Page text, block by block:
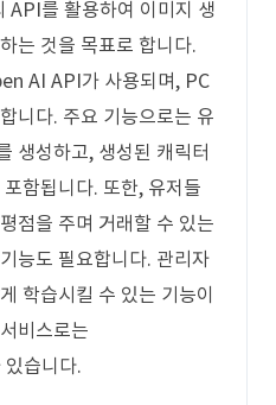
API를 활용하여 이미지 생
는 것을 목표로 합니다.
AI API가 사용되며, PC
니다. 주요 기능으로는 유
생성하고, 생성된 캐릭터
함됩니다. 또한, 유저들
점을 주며 거래할 수 있는
능도 필요합니다. 관리자
학습시킬 수 있는 기능이
비스로는
습니다.